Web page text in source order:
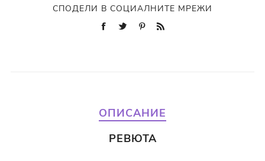
СПОДЕЛИ В СОЦИАЛНИТЕ МРЕЖИ
ОПИСАНИЕ
РЕВЮТА